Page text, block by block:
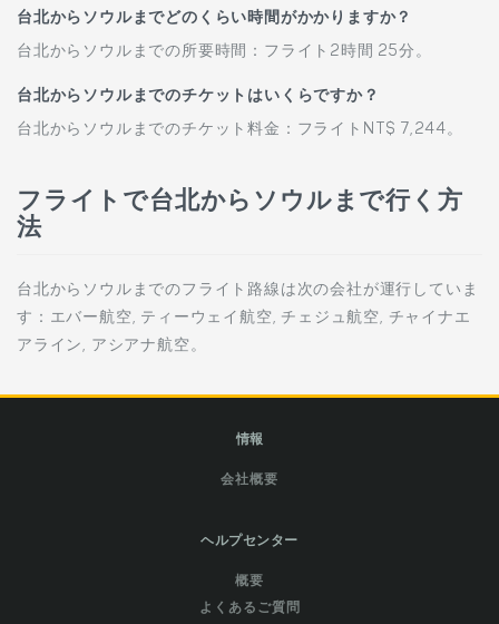
台北からソウルまでどのくらい時間がかかりますか？
台北からソウルまでの所要時間：フライト2時間 25分。
台北からソウルまでのチケットはいくらですか？
台北からソウルまでのチケット料金：フライトNT$ 7,244。
フライトで台北からソウルまで行く方
法
台北からソウルまでのフライト路線は次の会社が運行していま
す：エバー航空, ティーウェイ航空, チェジュ航空, チャイナエ
アライン, アシアナ航空。
情報
会社概要
ヘルプセンター
概要
よくあるご質問